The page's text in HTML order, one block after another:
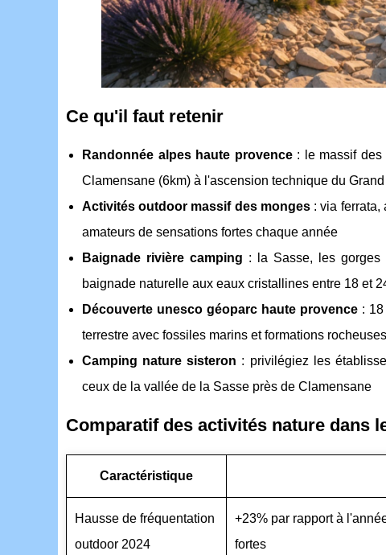
Ce qu'il faut retenir
Randonnée alpes haute provence: le massif des
Clamensane (6km) à l'ascension technique du
Activités outdoor massif des monges: via ferrata,
amateurs de sensations fortes chaque année
Baignade rivière camping : la Sasse, les gorges
baignade naturelle aux eaux cristallines entre 18 et
Découverte unesco géoparc haute provence: 18
terrestre avec fossiles marins et formations
Camping nature sisteron : privilégiez les
ceux de la vallée de la Sasse près de Clamensane
Comparatif des activités nature dans
Caractéristique
Hausse de fréquentation
outdoor 2024
+23% par rapport à
fortes